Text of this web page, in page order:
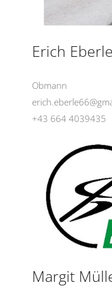
Erich Eberle
Obmann
+43 664 4039435
Margit